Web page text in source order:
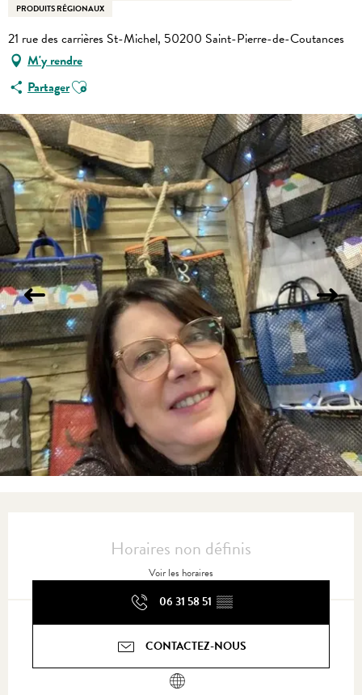
PRODUITS RÉGIONAUX
21 rue des carrières St-Michel, 50200 Saint-Pierre-de-Coutances
M'y rendre
PartagerAjouter aux favoris
Horaires non définis
Voir les horaires
06 31 58 51 ▒▒
CONTACTEZ-NOUS